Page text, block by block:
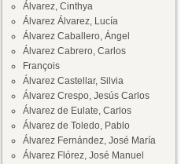
Álvarez, Cinthya
Álvarez Álvarez, Lucía
Álvarez Caballero, Ángel
Álvarez Cabrero, Carlos
François
Álvarez Castellar, Silvia
Álvarez Crespo, Jesús Carlos
Álvarez de Eulate, Carlos
Álvarez de Toledo, Pablo
Álvarez Fernández, José María
Álvarez Flórez, José Manuel